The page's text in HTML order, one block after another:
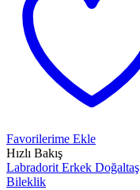
Favorilerime Ekle
Hızlı Bakış
Labradorit Erkek Doğaltaş
Bileklik